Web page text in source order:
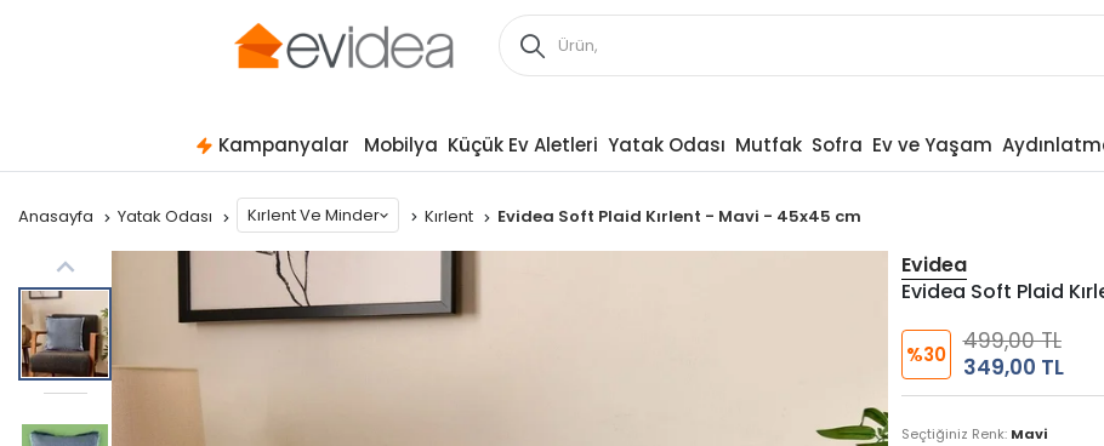
Kampanyalar Mobilya Küçük Ev Aletleri Yatak Odası Mutfak Sofra Ev ve Yaşam
Anasayfa Yatak Odası Kırlent Ve Minder Kırlent Evidea Soft Plaid Kırlent - Mavi - 45x45 cm
Evidea
Evidea Soft Plaid
%30
499,00 TL
349,00 TL
Seçtiğiniz Renk: Mavi